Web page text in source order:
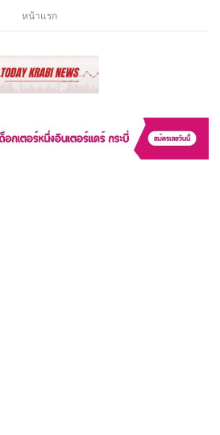
หน้าแรก